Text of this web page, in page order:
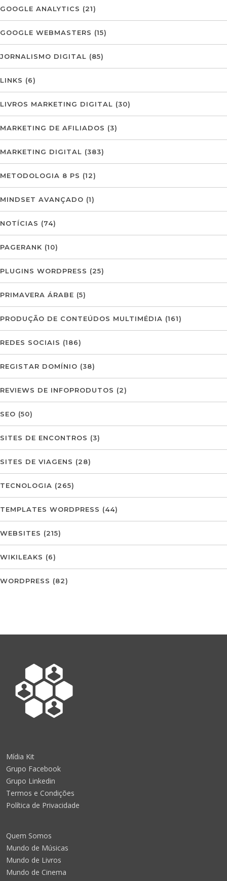
GOOGLE ANALYTICS (21)
GOOGLE WEBMASTERS (15)
JORNALISMO DIGITAL (85)
LINKS (6)
LIVROS MARKETING DIGITAL (30)
MARKETING DE AFILIADOS (3)
MARKETING DIGITAL (383)
METODOLOGIA 8 PS (12)
MINDSET AVANÇADO (1)
NOTÍCIAS (74)
PAGERANK (10)
PLUGINS WORDPRESS (25)
PRIMAVERA ÁRABE (5)
PRODUÇÃO DE CONTEÚDOS MULTIMÉDIA (161)
REDES SOCIAIS (186)
REGISTAR DOMÍNIO (38)
REVIEWS DE INFOPRODUTOS (2)
SEO (50)
SITES DE ENCONTROS (3)
SITES DE VIAGENS (28)
TECNOLOGIA (265)
TEMPLATES WORDPRESS (44)
WEBSITES (215)
WIKILEAKS (6)
WORDPRESS (82)
Mídia Kit
Grupo Facebook
Grupo Linkedin
Termos e Condições
Política de Privacidade
Quem Somos
Mundo de Músicas
Mundo de Livros
Mundo de Cinema